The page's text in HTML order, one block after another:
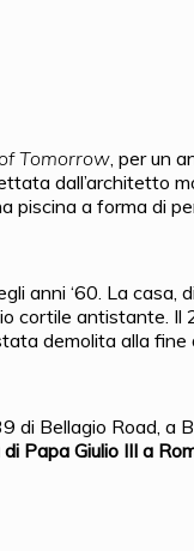
Tomorrow, per un
dall’architetto
piscina a forma di
‘60. La
cortile antistante.
demolita alla fine
di Bellagio Road,
Papa Giulio III a